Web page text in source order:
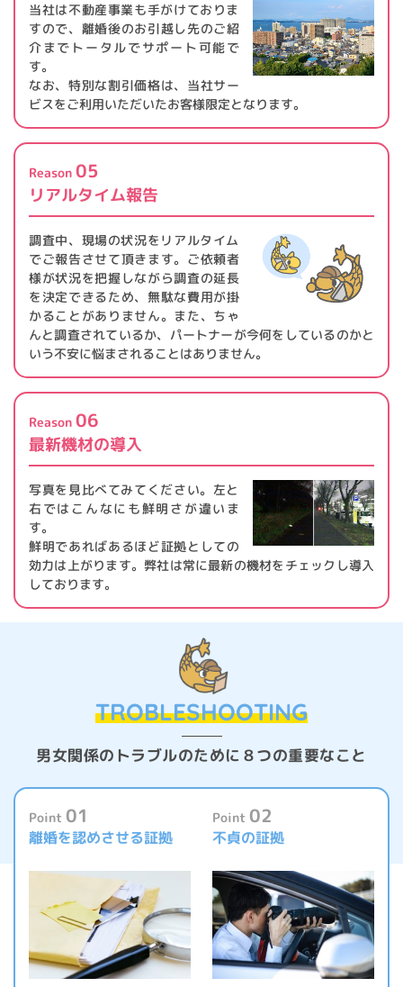
当社は不動産事業も手がけておりま
すので、離婚後のお引越し先のご紹
介までトータルでサポート可能で
す。
なお、特別な割引価格は、当社サー
ビスをご利用いただいたお客様限定となります。
Reason 05
リアルタイム報告
調査中、現場の状況をリアルタイム
でご報告させて頂きます。ご依頼者
様が状況を把握しながら調査の延長
を決定できるため、無駄な費用が掛
かることがありません。また、ちゃ
んと調査されているか、パートナーが今何をしているのかと
いう不安に悩まされることはありません。
Reason 06
最新機材の導入
写真を見比べてみてください。左と
右ではこんなにも鮮明さが違いま
す。
鮮明であればあるほど証拠としての
効力は上がります。弊社は常に最新の機材をチェックし導入
しております。
TROBLESHOOTING
男女関係のトラブルのために ８つの重要なこと
Point 01
離婚を認めさせる証拠
Point 02
不貞の証拠